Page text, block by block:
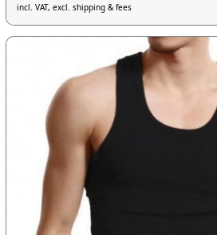
incl. VAT, excl. shipping & fees